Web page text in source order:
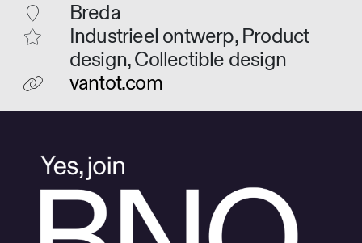
Breda
Industrieel ontwerp, Product
design, Collectible design
vantot.com